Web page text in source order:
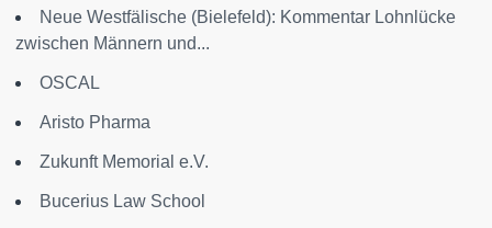
Neue Westfälische (Bielefeld): Kommentar Lohnlücke
zwischen Männern und...
OSCAL
Aristo Pharma
Zukunft Memorial e.V.
Bucerius Law School